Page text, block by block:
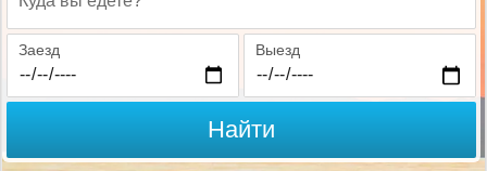
Куда вы едете?
Заезд Выезд
Найти